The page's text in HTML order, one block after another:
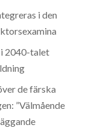
i den
i 2040-talet
de färska
”Välmående